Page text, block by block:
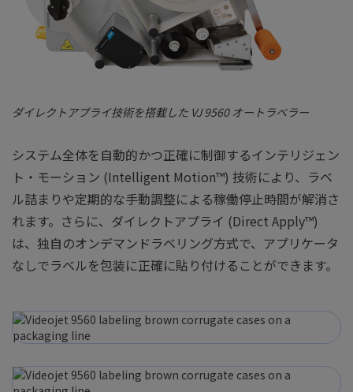
ダイレクトアプライ技術を搭載した VJ 9560 オートラベラー
システム全体を自動的かつ正確に制御するインテリジェン
ト・モーション (Intelligent Motion™︎) 技術により、ラベ
ル詰まりや定期的な手動調整による稼働停止時間が解消さ
れます。さらに、ダイレクトアプライ (Direct Apply™)
は、独自のオンデマンドラベリング方式で、アプリケータ
なしでラベルを包装に正確に貼り付けることができます。